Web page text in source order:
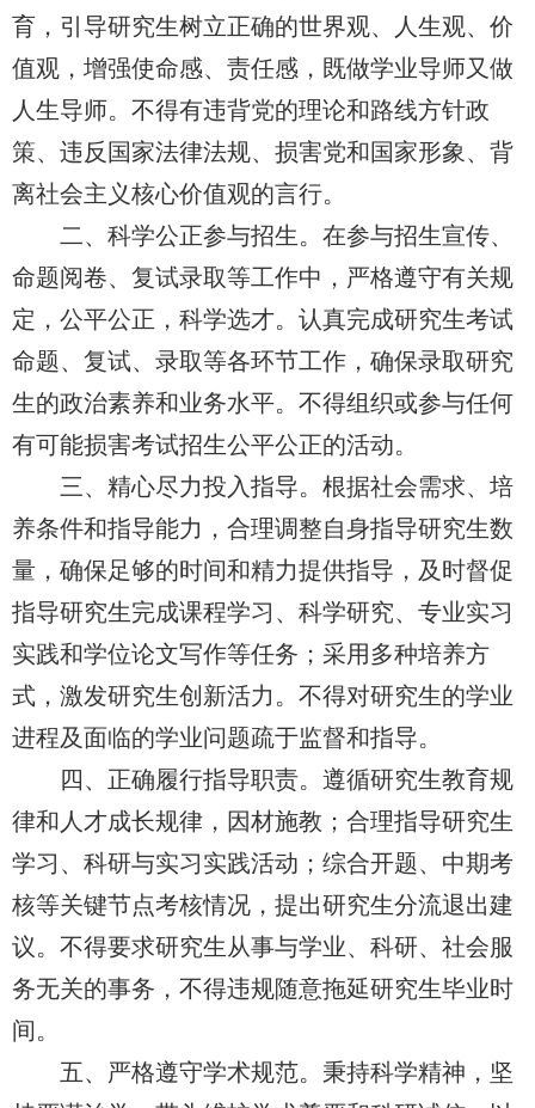
育，引导研究生树立正确的世界观、人生观、价
值观，增强使命感、责任感，既做学业导师又做
人生导师。不得有违背党的理论和路线方针政
策、违反国家法律法规、损害党和国家形象、背
离社会主义核心价值观的言行。
二、科学公正参与招生。在参与招生宣传、
命题阅卷、复试录取等工作中，严格遵守有关规
定，公平公正，科学选才。认真完成研究生考试
命题、复试、录取等各环节工作，确保录取研究
生的政治素养和业务水平。不得组织或参与任何
有可能损害考试招生公平公正的活动。
三、精心尽力投入指导。根据社会需求、培
养条件和指导能力，合理调整自身指导研究生数
量，确保足够的时间和精力提供指导，及时督促
指导研究生完成课程学习、科学研究、专业实习
实践和学位论文写作等任务；采用多种培养方
式，激发研究生创新活力。不得对研究生的学业
进程及面临的学业问题疏于监督和指导。
四、正确履行指导职责。遵循研究生教育规
律和人才成长规律，因材施教；合理指导研究生
学习、科研与实习实践活动；综合开题、中期考
核等关键节点考核情况，提出研究生分流退出建
议。不得要求研究生从事与学业、科研、社会服
务无关的事务，不得违规随意拖延研究生毕业时
间。
五、严格遵守学术规范。秉持科学精神，坚